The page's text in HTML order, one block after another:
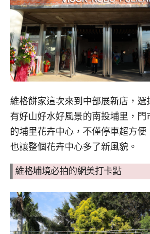
維格餅家這次來到中部展新店，選
有好山好水好風景的南投埔里，門
的埔里花卉中心，不僅停車超方便
也讓整個花卉中心多了新風貌。
維格埔境必拍的網美打卡點